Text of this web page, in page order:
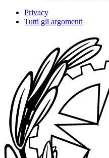
Privacy
Tutti gli argomenti